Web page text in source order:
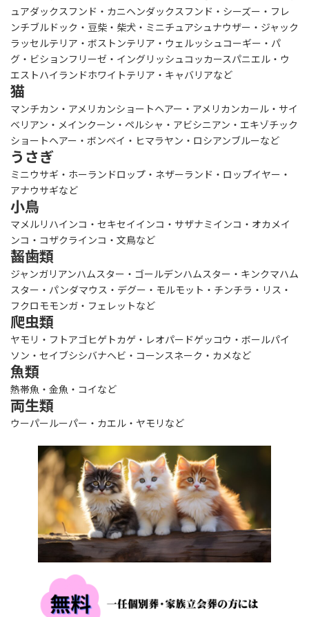
ュアダックスフンド・カニヘンダックスフンド・シーズー・フレ
ンチブルドック・豆柴・柴犬・ミニチュアシュナウザー・ジャック
ラッセルテリア・ボストンテリア・ウェルッシュコーギー・パ
グ・ビションフリーゼ・イングリッシュコッカースパニエル・ウ
エストハイランドホワイトテリア・キャバリアなど
猫
マンチカン・アメリカンショートヘアー・アメリカンカール・サイ
ベリアン・メインクーン・ペルシャ・アビシニアン・エキゾチック
ショートヘアー・ボンベイ・ヒマラヤン・ロシアンブルーなど
うさぎ
ミニウサギ・ホーランドロップ・ネザーランド・ロップイヤー・
アナウサギなど
小鳥
マメルリハインコ・セキセイインコ・サザナミインコ・オカメイ
ンコ・コザクラインコ・文鳥など
齧歯類
ジャンガリアンハムスター・ゴールデンハムスター・キンクマハム
スター・パンダマウス・デグー・モルモット・チンチラ・リス・
フクロモモンガ・フェレットなど
爬虫類
ヤモリ・フトアゴヒゲトカゲ・レオパードゲッコウ・ボールパイ
ソン・セイブシシバナヘビ・コーンスネーク・カメなど
魚類
熱帯魚・金魚・コイなど
両生類
ウーパールーパー・カエル・ヤモリなど